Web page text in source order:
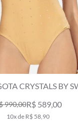
CRYSTALS BY
1.179,00R$ 939,00
10x de R$ 93,90